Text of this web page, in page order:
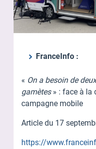
FranceInfo :
« On a besoin de
gamètes» : face à la
campagne mobile
Article du 17
https://